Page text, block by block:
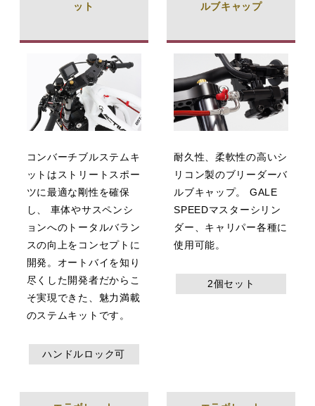
ット
コンバーチブルステムキ
ットはストリートスポー
ツに最適な剛性を確保
し、 車体やサスペンシ
ョンへのトータルバラン
スの向上をコンセプトに
開発。オートバイを知り
尽くした開発者だからこ
そ実現できた、魅力満載
のステムキットです。
ハンドルロック可
ルブキャップ
耐久性、柔軟性の高いシ
リコン製のブリーダーバ
ルブキャップ。 GALE
SPEEDマスターシリン
ダー、キャリパー各種に
使用可能。
2個セット